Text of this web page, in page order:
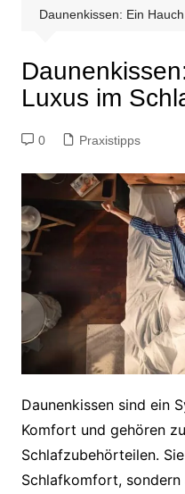
Daunenkissen: Ein
Luxus im
0 Praxistipps
Daunenkissen sind ein
Komfort und gehören
Schlafzubehörteilen.
Schlafkomfort,